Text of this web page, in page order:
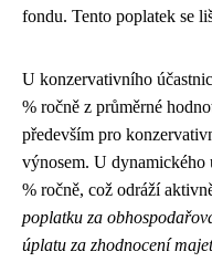
fondu. Tento poplatek se
U konzervativního
% ročně z průměrné
především pro
výnosem. U dynamického
% ročně, což odráží
poplatku za
úplatu za zhodnocení